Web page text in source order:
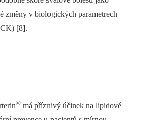
změny v biologických parametrech
[8].
® má příznivý účinek na lipidové